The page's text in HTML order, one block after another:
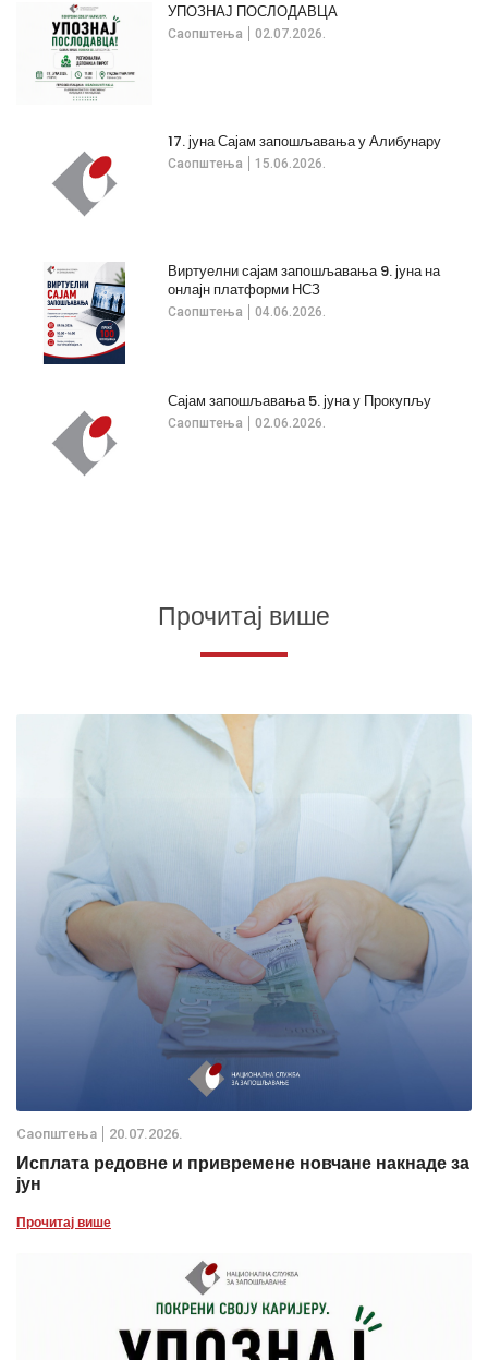
Саопштења 02.07.2026.
УПОЗНАЈ ПОСЛОДАВЦА
Саопштења 15.06.2026.
17. јуна Сајам запошљавања у Алибунару
Саопштења 04.06.2026.
Виртуелни сајам запошљавања 9. јуна на
онлајн платформи НСЗ
Саопштења 02.06.2026.
Сајам запошљавања 5. јуна у Прокупљу
Прочитај више
Саопштења 20.07.2026.
Исплата редовне и привремене новчане накнаде за
јун
Прочитај више